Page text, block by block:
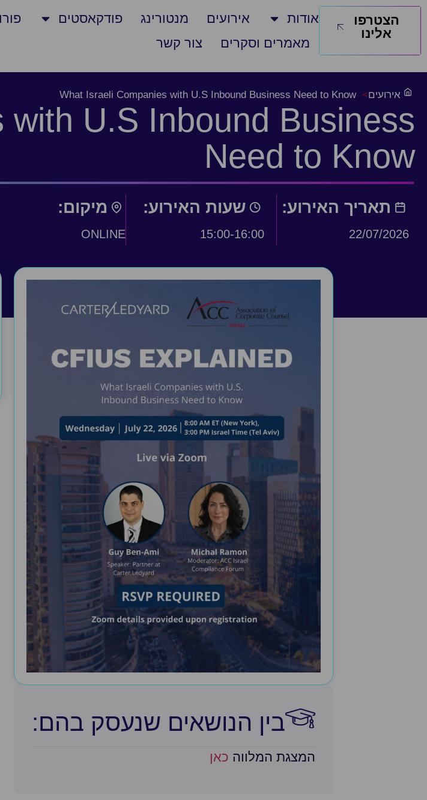
הצטרפו
אלינו
אודות אירועים מנטורינג פודקאסטים
מאמרים וסקרים
צור קשר
אירועים>
What Israeli Companies with U.S Inbound Business Need to Know
U.S Inbound Business
Need to Know
תאריך האירוע:
22/07/2026
שעות האירוע:
15:00-16:00
מיקום:
ONLINE
בין הנושאים שנעסק בהם:​
המצגת המלווה כאן